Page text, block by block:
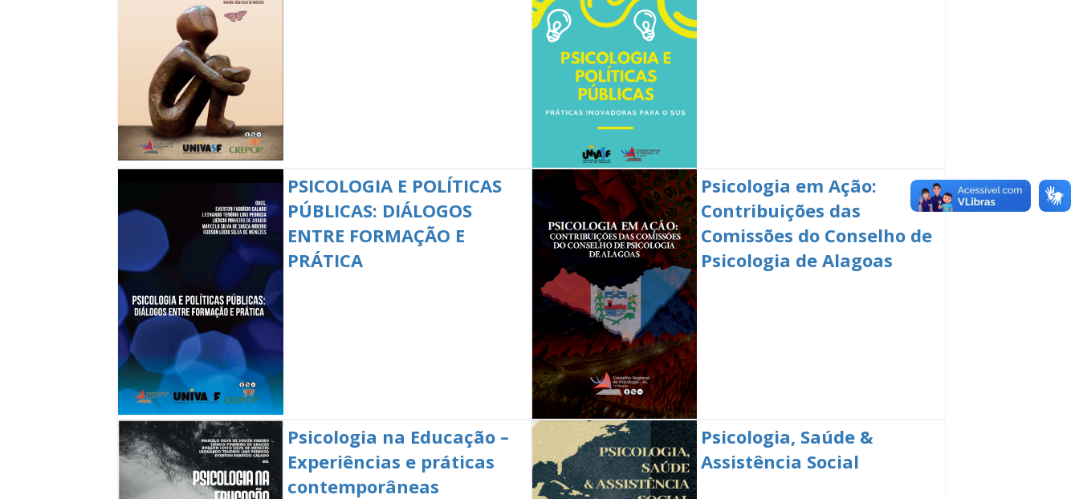
PSICOLOGIA E POLÍTICAS
PÚBLICAS: DIÁLOGOS
ENTRE FORMAÇÃO E
PRÁTICA
Psicologia em Ação:
Contribuições das
Comissões do Conselho de
Psicologia de Alagoas
Psicologia na Educação –
Experiências e práticas
contemporâneas
Psicologia, Saúde &
Assistência Social